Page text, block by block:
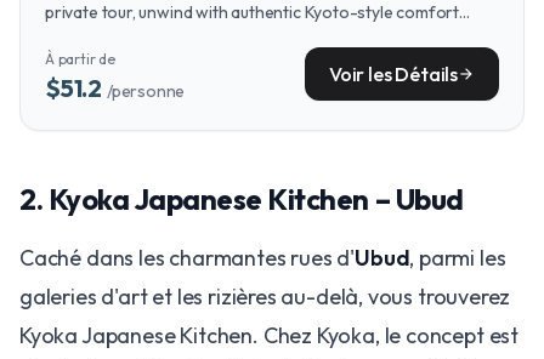
private tour, unwind with authentic Kyoto-style comfort
À partir de
$51.2 /personne
Voir les Détailsarrow_forward
2. Kyoka Japanese Kitchen – Ubud
Caché dans les charmantes rues d'Ubud, parmi les
galeries d'art et les rizières au-delà, vous trouverez
Kyoka Japanese Kitchen. Chez Kyoka, le concept est